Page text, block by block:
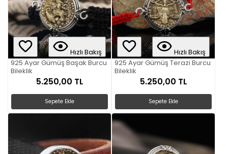
Hızlı Bakış
925 Ayar Gümüş Başak Burcu
Bileklik
5.250,00 TL
Sepete Ekle
Hızlı Bakış
925 Ayar Gümüş Terazi Burcu
Bileklik
5.250,00 TL
Sepete Ekle